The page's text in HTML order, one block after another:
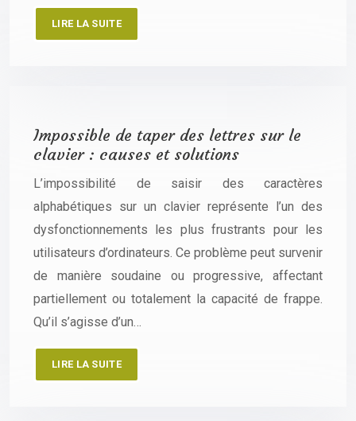
LIRE LA SUITE
Impossible de taper des lettres sur le
clavier : causes et solutions
L’impossibilité de saisir des caractères
alphabétiques sur un clavier représente l’un des
dysfonctionnements les plus frustrants pour les
utilisateurs d’ordinateurs. Ce problème peut survenir
de manière soudaine ou progressive, affectant
partiellement ou totalement la capacité de frappe.
Qu’il s’agisse d’un…
LIRE LA SUITE